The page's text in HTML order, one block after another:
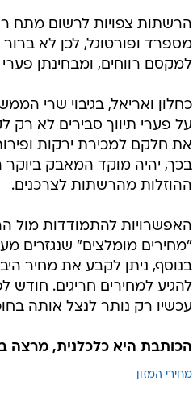
הרשתות צפויות לרשום מתח
מספרד ופורטוגל, לכן לא
למקסם רווחים, ומבחינתן פערי
כחלון ואריאל, בגיבוי שרי
על פערי תיווך סבירים לא
בכך, יהיה מוקד המאבק
ההוזלות מהרשתות לצרכנים.
האפשרויות להתמודדות מול
"מחירים מומלצים" שנגזרים
בנוסף, ניתן לקבע את מחיר
להגיע למחירים חריגים.
עכשיו רק נותר לנצל אותה
הכותבת היא כלכלנית, מרצה
מחירי המזון